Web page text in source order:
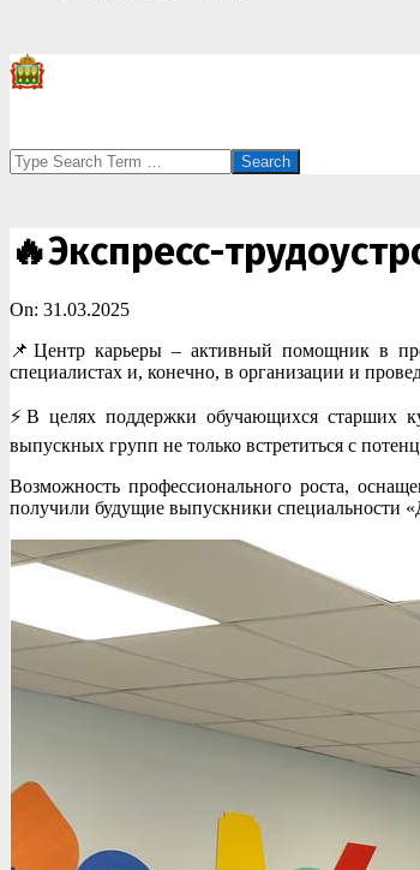
Search
🔥Экспресс-
On: 31.03.2025
📌Центр карьеры – активный помощник в
специалистах и, конечно, в организации и
⚡️В целях поддержки обучающихся старших
выпускных групп не только встретиться с
Возможность профессионального роста,
получили будущие выпускники специальности